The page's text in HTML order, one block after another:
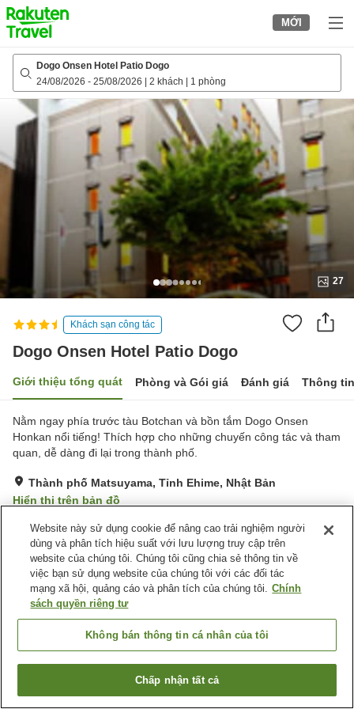
to
top
page
MỚI
Dogo Onsen Hotel Patio Dogo
24/08/2026 - 25/08/2026 2 khách 1 phòng
27
Khách sạn công tác
Dogo Onsen Hotel Patio Dogo
Giới thiệu tổng quát Phòng và Gói giá Đánh giá Thông
Nằm ngay phía trước tàu Botchan và bồn tắm Dogo Onsen
Honkan nổi tiếng! Thích hợp cho những chuyến công tác và tham
quan, dễ dàng đi lại trong thành phố.
Thành phố Matsuyama, Tỉnh Ehime, Nhật Bản
Hiển thị trên bản đồ
Tuyệt vời Đánh giá:298lượt
Tiện nghi chỗ nghỉ
Wi-Fi
Máy bán hàng tự động
Lò vi sóng (dùng chung)
Trang chủ Nhật Bản Tỉnh Ehime
Thành phố Matsuyama
Dogo Onsen Hotel Patio Dogo
Tìm phòng trống
Website này sử dụng cookie để nâng cao trải nghiệm người
dùng và phân tích hiệu suất với lưu lượng truy cập trên
website của chúng tôi. Chúng tôi cũng chia sẻ thông tin về
việc bạn sử dụng website của chúng tôi với các đối tác
mạng xã hội, quảng cáo và phân tích của chúng tôi. Chính
sách quyền riêng tư
Không bán thông tin cá nhân của tôi
Chấp nhận tất cả